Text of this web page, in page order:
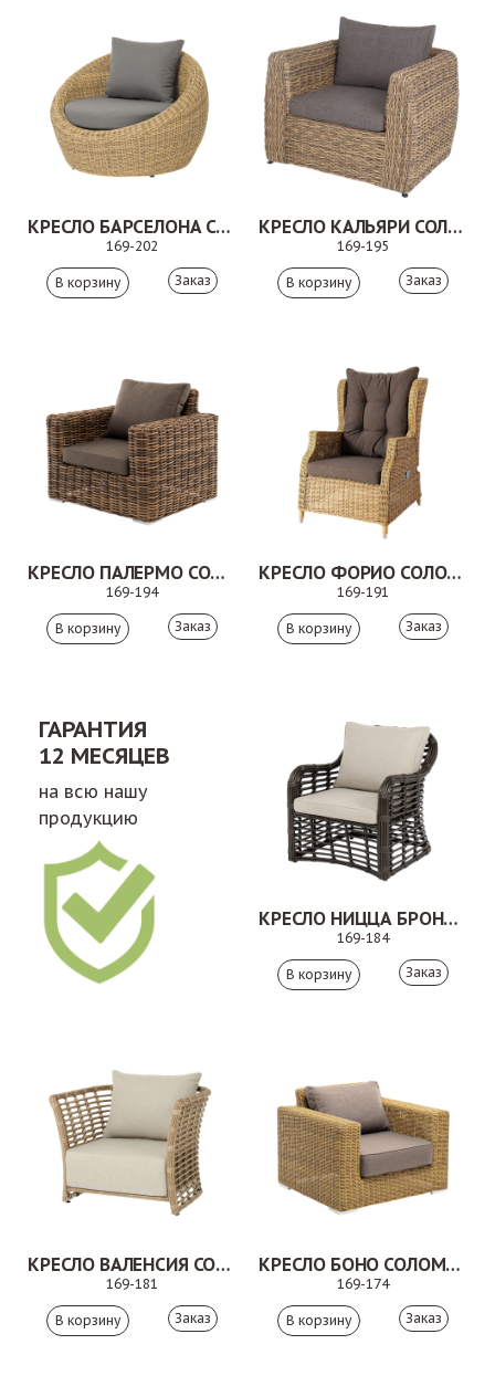
КРЕСЛО БАРСЕЛОНА СОЛОМЕННЫЙ
169-202
Заказ
КРЕСЛО КАЛЬЯРИ СОЛОМЕННЫЙ
169-195
Заказ
КРЕСЛО ПАЛЕРМО СОЛОМЕННЫЙ
169-194
Заказ
КРЕСЛО ФОРИО СОЛОМЕННЫЙ
169-191
Заказ
ГАРАНТИЯ
12 МЕСЯЦЕВ
на всю нашу
продукцию
КРЕСЛО НИЦЦА БРОНЗОВЫЙ
169-184
Заказ
КРЕСЛО ВАЛЕНСИЯ СОЛОМЕННЫЙ
169-181
Заказ
КРЕСЛО БОНО СОЛОМЕННЫЙ
169-174
Заказ